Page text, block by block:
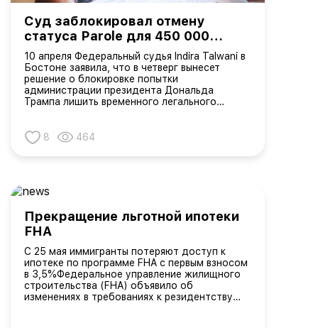
Суд заблокировал отмену
статуса Parole для 450 000
иммигрантов
10 апреля Федеральный судья Indira Talwani в
Бостоне заявила, что в четверг вынесет
решение о блокировке попытки
администрации президента Дональда
Трампа лишить временного легального
Венесуэлы.Ключевые моменты:Министерство
внутренней б...
8 464
Прекращение льготной ипотеки
FHA
С 25 мая иммигранты потеряют доступ к
ипотеке по программе FHA с первым взносом
в 3,5%Федеральное управление жилищного
строительства (FHA) объявило об
изменениях в требованиях к резидентству